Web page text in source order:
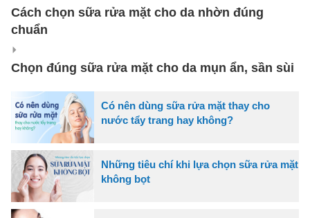
Cách chọn sữa rửa mặt cho da nhờn đúng
chuẩn
Chọn đúng sữa rửa mặt cho da mụn ẩn, sần sùi
Có nên dùng sữa rửa mặt thay cho
nước tẩy trang hay không?
Những tiêu chí khi lựa chọn sữa rửa mặt
không bọt